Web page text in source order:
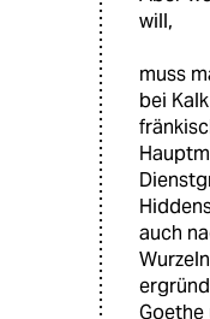
will,
muss
bei
auch
Goethe